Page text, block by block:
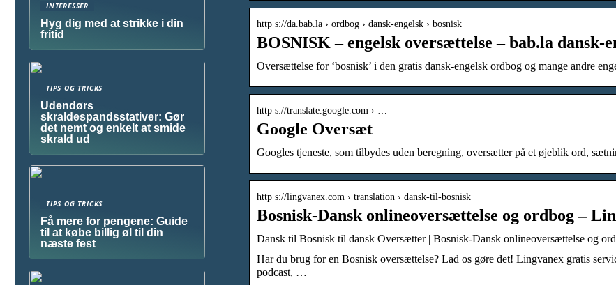
http s://da.bab.la › ordbog › dansk-engelsk › bosnisk
BOSNISK – engelsk oversættelse – bab.la dansk-
Oversættelse for ‘bosnisk’ i den gratis dansk-engelsk ordbog og mange andre
http s://translate.google.com › …
Google Oversæt
Googles tjeneste, som tilbydes uden beregning, oversætter på et øjeblik ord,
http s://lingvanex.com › translation › dansk-til-bosnisk
Bosnisk-Dansk onlineoversættelse og ordbog –
Dansk til Bosnisk til dansk Oversætter | Bosnisk-Dansk onlineoversættelse og
Har du brug for en Bosnisk oversættelse? Lad os gøre det! Lingvanex gratis
podcast, …
INTERESSER
Hyg dig med at strikke i din
fritid
TIPS OG TRICKS
Udendørs
skraldespandsstativer: Gør
det nemt og enkelt at smide
skrald ud
TIPS OG TRICKS
Få mere for pengene: Guide
til at købe billig øl til din
næste fest